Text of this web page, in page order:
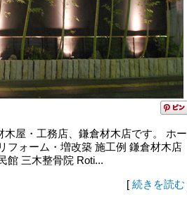
屋・工務店、鎌倉材木店です。 ホー
フォーム・増改築 施工例 鎌倉材木店
館 三木整骨院 Roti...
[ 続きを読む